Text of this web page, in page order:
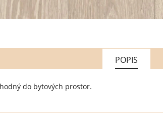
POPIS
do bytových prostor.